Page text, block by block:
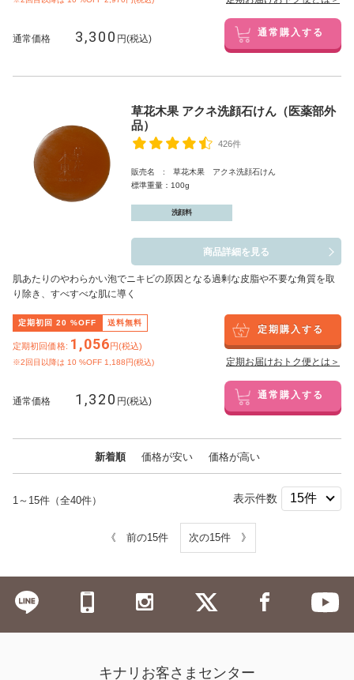
通常価格 3,300 円(税込) 通常購入する
草花木果 アクネ洗顔石けん（医薬部外
品）
426件
販売名 : 草花木果 アクネ洗顔石けん
標準重量：100g
洗顔料
商品詳細を見る
肌あたりのやわらかい泡でニキビの原因となる過剰な皮脂や不要な角質を取
り除き、すべすべな肌に導く
定期初回 20 %OFF 送料無料
定期初回価格: 1,056円(税込)
※2回目以降は 10 %OFF 1,188円(税込)
定期購入する
定期お届けおトク便とは＞
通常価格 1,320 円(税込) 通常購入する
新着順 価格が安い 価格が高い
1～15件（全40件） 表示件数
《 前の15件 次の15件 》
キナリお客さまセンター